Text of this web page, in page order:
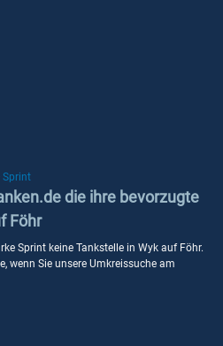
Sprint
die ihre bevorzugte
Föhr
Sprint keine Tankstelle in Wyk auf Föhr.
wenn Sie unsere Umkreissuche am